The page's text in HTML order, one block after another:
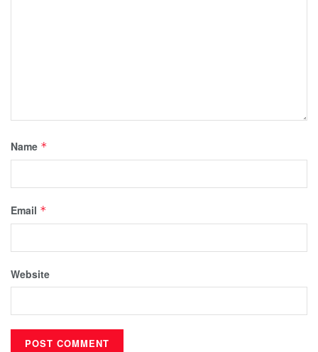
Name *
Email *
Website